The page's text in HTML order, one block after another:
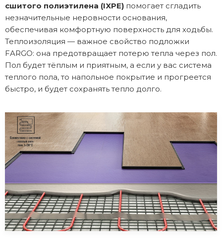
сшитого полиэтилена (IXPE) помогает сгладить
незначительные неровности основания,
обеспечивая комфортную поверхность для ходьбы.
Теплоизоляция — важное свойство подложки
FARGO: она предотвращает потерю тепла через пол.
Пол будет тёплым и приятным, а если у вас система
теплого пола, то напольное покрытие и прогреется
быстро, и будет сохранять тепло долго.